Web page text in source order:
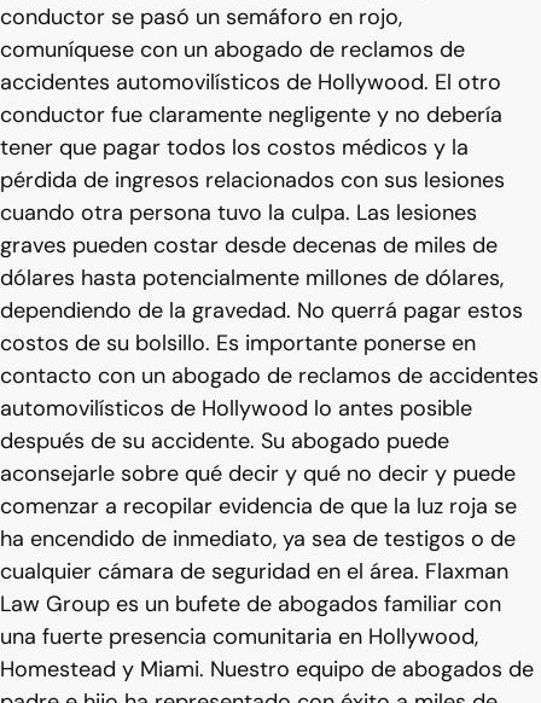
conductor se pasó un semáforo en rojo,
comuníquese con un abogado de reclamos de
accidentes automovilísticos de Hollywood. El otro
conductor fue claramente negligente y no debería
tener que pagar todos los costos médicos y la
pérdida de ingresos relacionados con sus lesiones
cuando otra persona tuvo la culpa. Las lesiones
graves pueden costar desde decenas de miles de
dólares hasta potencialmente millones de dólares,
dependiendo de la gravedad. No querrá pagar estos
costos de su bolsillo. Es importante ponerse en
contacto con un abogado de reclamos de accidentes
automovilísticos de Hollywood lo antes posible
después de su accidente. Su abogado puede
aconsejarle sobre qué decir y qué no decir y puede
comenzar a recopilar evidencia de que la luz roja se
ha encendido de inmediato, ya sea de testigos o de
cualquier cámara de seguridad en el área. Flaxman
Law Group es un bufete de abogados familiar con
una fuerte presencia comunitaria en Hollywood,
Homestead y Miami. Nuestro equipo de abogados de